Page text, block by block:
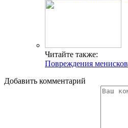
Читайте также:
Повреждения менисков
Добавить комментарий